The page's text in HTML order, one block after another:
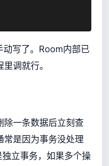
写了。Room内部已
调就行。
除一条数据后立刻查
常是因为事务没处理
立事务，如果多个操